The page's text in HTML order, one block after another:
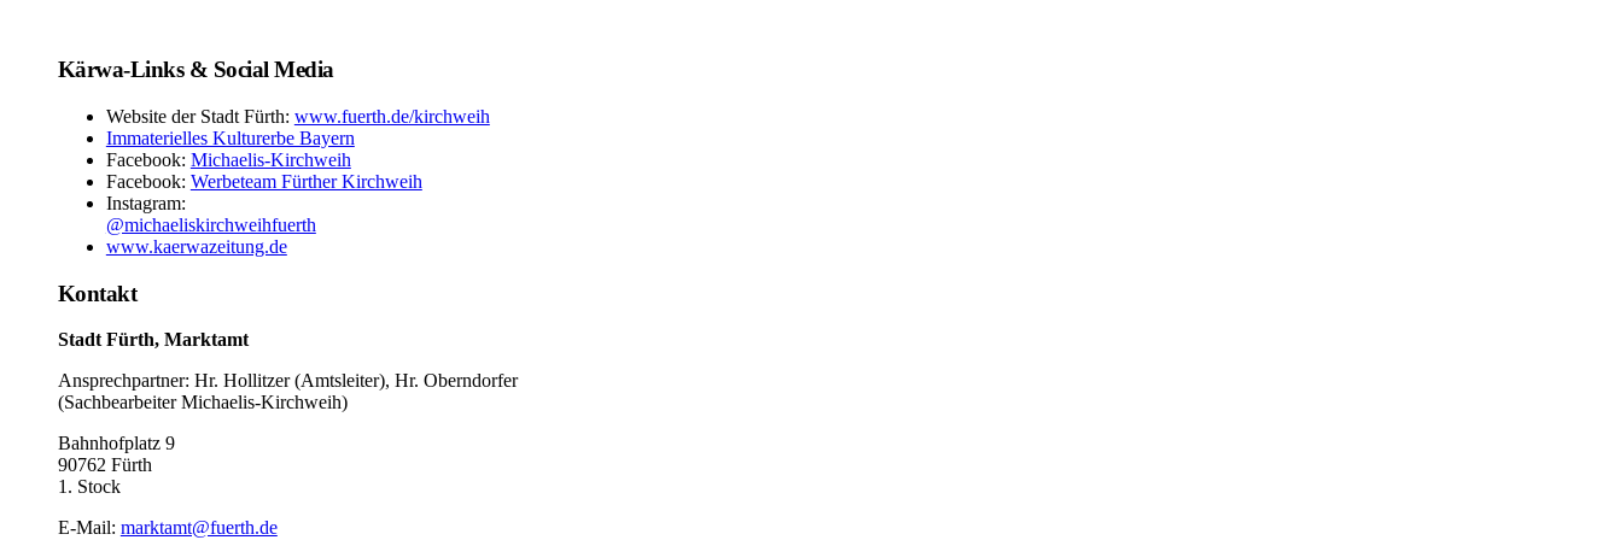
Kärwa-Links & Social Media
Website der Stadt Fürth: www.fuerth.de/kirchweih
Immaterielles Kulturerbe Bayern
Facebook: Michaelis-Kirchweih
Facebook: Werbeteam Fürther Kirchweih
Instagram:
@michaeliskirchweihfuerth
www.kaerwazeitung.de
Kontakt
Stadt Fürth, Marktamt
Ansprechpartner: Hr. Hollitzer (Amtsleiter), Hr. Oberndorfer
(Sachbearbeiter Michaelis-Kirchweih)
Bahnhofplatz 9
90762 Fürth
1. Stock
E-Mail: marktamt@fuerth.de